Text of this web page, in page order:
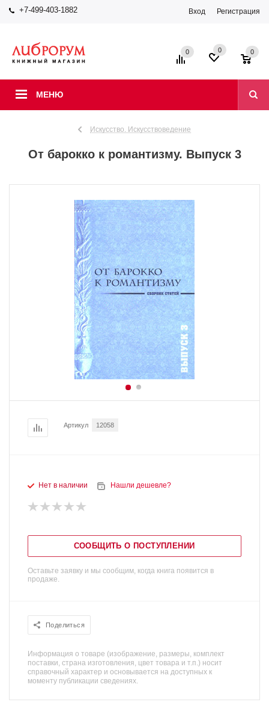
+7-499-403-1882 Вход Регистрация
МЕНЮ
0 0 0
Искусство. Искусствоведение
От барокко к романтизму. Выпуск 3
Артикул 12058
Нет в наличии Нашли дешевле?
СООБЩИТЬ О ПОСТУПЛЕНИИ
Оставьте заявку и мы сообщим, когда книга появится в
продаже.
Поделиться
Информация о товаре (изображение, размеры, комплект
поставки, страна изготовления, цвет товара и т.п.) носит
справочный характер и основывается на доступных к
моменту публикации сведениях.